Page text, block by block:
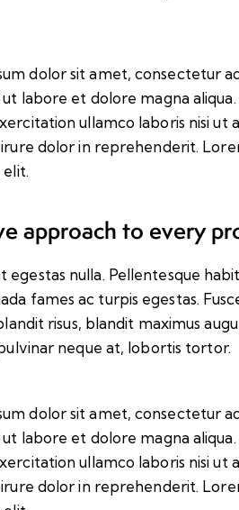
dolor sit amet, consectetur
labore et dolore magna
ullamco laboris nisi ut
irure dolor in reprehenderit.
elit.
approach to every
egestas nulla. Pellentesque
fames ac turpis egestas.
risus, blandit maximus
neque at, lobortis tortor.
dolor sit amet, consectetur
labore et dolore magna
ullamco laboris nisi ut
irure dolor in reprehenderit.